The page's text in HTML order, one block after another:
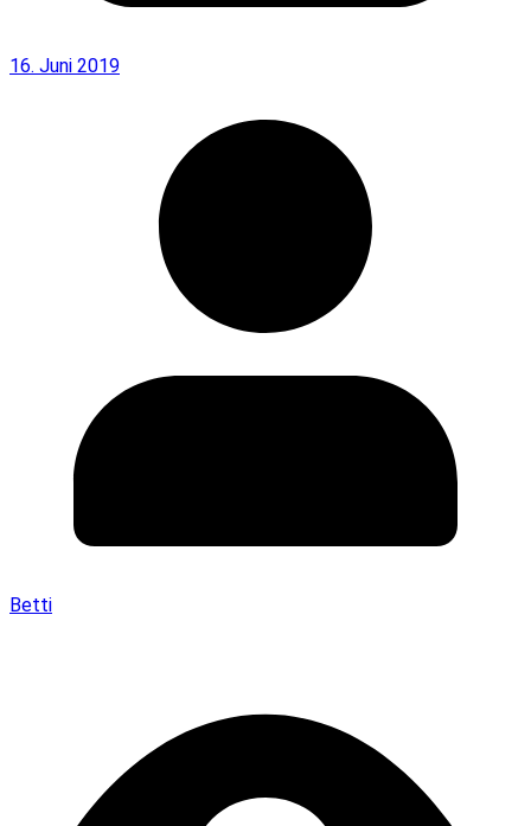
16. Juni 2019
Betti